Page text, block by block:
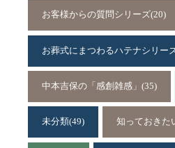
お客様からの質問シリーズ(20)
お葬式にまつわるハテナシリー
中本吉保の「感創雑感」 (35)
未分類(49) 知っておきた